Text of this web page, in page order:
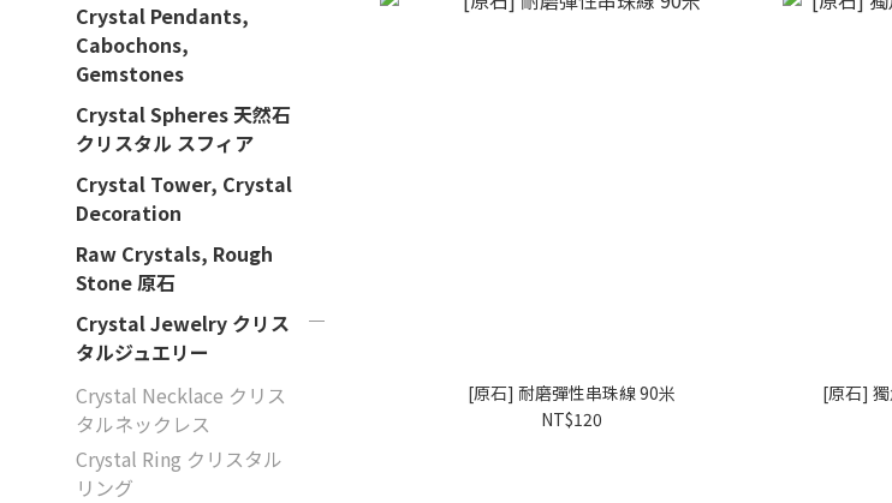
Crystal Pendants,
Cabochons,
Gemstones
Crystal Spheres 天然石
クリスタル スフィア
Crystal Tower, Crystal
Decoration
Raw Crystals, Rough
Stone 原石
Crystal Jewelry クリス
タルジュエリー
Crystal Necklace クリス
タルネックレス
Crystal Ring クリスタル
リング
[原石] 耐磨彈性串珠線 90米
NT$120
[原石]